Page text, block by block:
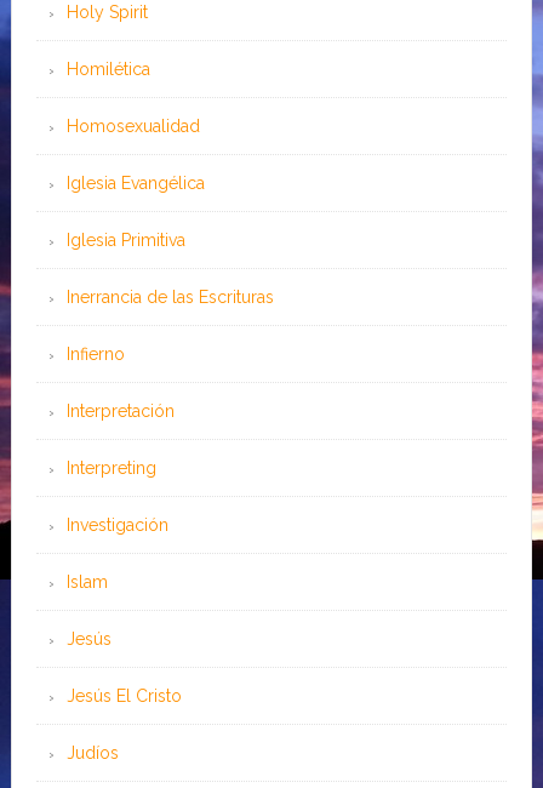
Holy Spirit
Homilética
Homosexualidad
Iglesia Evangélica
Iglesia Primitiva
Inerrancia de las Escrituras
Infierno
Interpretación
Interpreting
Investigación
Islam
Jesús
Jesús El Cristo
Judíos